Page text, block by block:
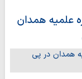
علمیه همدان